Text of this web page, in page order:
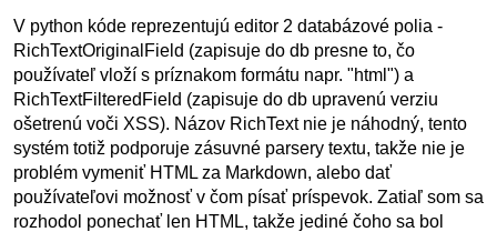
V python kóde reprezentujú editor 2 databázové polia -
RichTextOriginalField (zapisuje do db presne to, čo
používateľ vloží s príznakom formátu napr. "html") a
RichTextFilteredField (zapisuje do db upravenú verziu
ošetrenú voči XSS). Názov RichText nie je náhodný, tento
systém totiž podporuje zásuvné parsery textu, takže nie je
problém vymeniť HTML za Markdown, alebo dať
používateľovi možnosť v čom písať príspevok. Zatiaľ som sa
rozhodol ponechať len HTML, takže jediné čoho sa bol